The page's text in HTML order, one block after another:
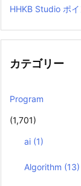
HHKB Studio ポ
カテゴリー
Program
(1,701)
ai (1)
Algorithm (13)